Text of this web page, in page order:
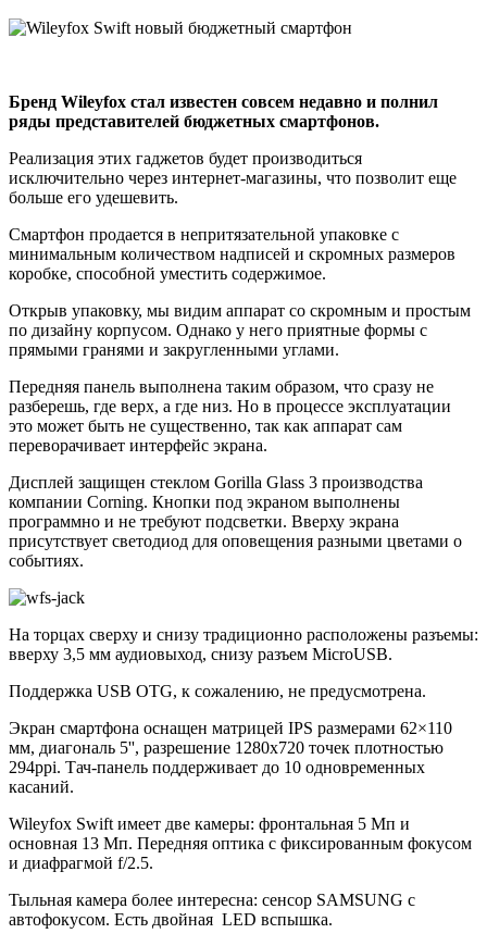
Бренд Wileyfox стал известен совсем недавно и полнил
ряды представителей бюджетных смартфонов.
Реализация этих гаджетов будет производиться
исключительно через интернет-магазины, что позволит еще
больше его удешевить.
Смартфон продается в непритязательной упаковке с
минимальным количеством надписей и скромных размеров
коробке, способной уместить содержимое.
Открыв упаковку, мы видим аппарат со скромным и простым
по дизайну корпусом. Однако у него приятные формы с
прямыми гранями и закругленными углами.
Передняя панель выполнена таким образом, что сразу не
разберешь, где верх, а где низ. Но в процессе эксплуатации
это может быть не существенно, так как аппарат сам
переворачивает интерфейс экрана.
Дисплей защищен стеклом Gorilla Glass 3 производства
компании Corning. Кнопки под экраном выполнены
программно и не требуют подсветки. Вверху экрана
присутствует светодиод для оповещения разными цветами о
событиях.
На торцах сверху и снизу традиционно расположены разъемы:
вверху 3,5 мм аудиовыход, снизу разъем MicroUSB.
Поддержка USB OTG, к сожалению, не предусмотрена.
Экран смартфона оснащен матрицей IPS размерами 62×110
мм, диагональ 5'', разрешение 1280х720 точек плотностью
294ppi. Тач-панель поддерживает до 10 одновременных
касаний.
Wileyfox Swift имеет две камеры: фронтальная 5 Мп и
основная 13 Мп. Передняя оптика с фиксированным фокусом
и диафрагмой f/2.5.
Тыльная камера более интересна: сенсор SAMSUNG с
автофокусом. Есть двойная LED вспышка.